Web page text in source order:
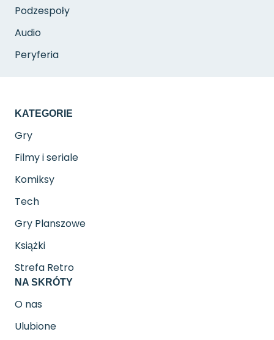
Podzespoły
Audio
Peryferia
KATEGORIE
Gry
Filmy i seriale
Komiksy
Tech
Gry Planszowe
Książki
Strefa Retro
NA SKRÓTY
O nas
Ulubione